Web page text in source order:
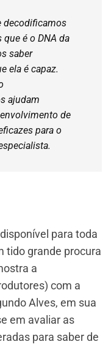
decodificamos
é o DNA da
saber
ela é capaz.
ajudam
de
para o
para toda
tido grande procura
a
com a
Alves, em sua
em avaliar as
para saber de